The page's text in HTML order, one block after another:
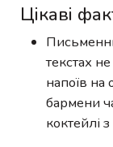
Цікаві
текстах
напоїв на
бармени
коктейлі